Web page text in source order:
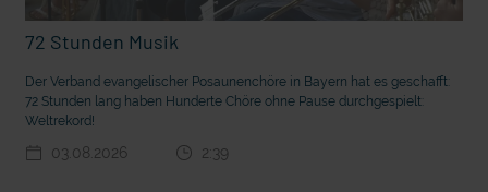
72 Stunden Musik
Der Verband evangelischer Posaunenchöre in Bayern hat es geschafft:
72 Stunden lang haben Hunderte Chöre ohne Pause durchgespielt:
Weltrekord!
03.08.2026 2:39